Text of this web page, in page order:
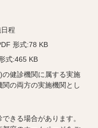
施日程
形式:78 KB
式:465 KB
健診機関に属する実施
の両方の実施機関とし
きる場合があります。